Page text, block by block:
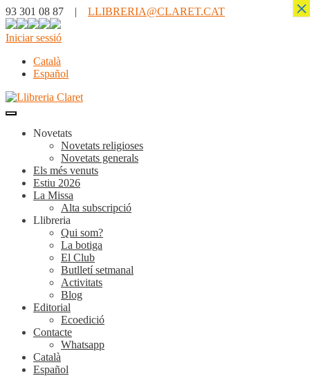
93 301 08 87 | LLIBRERIA@CLARET.CAT
Iniciar sessió
Català
Español
Novetats
Novetats religioses
Novetats generals
Els més venuts
Estiu 2026
La Missa
Alta subscripció
Llibreria
Qui som?
La botiga
El Club
Butlletí setmanal
Activitats
Blog
Editorial
Ecoedició
Contacte
Whatsapp
Català
Español
×